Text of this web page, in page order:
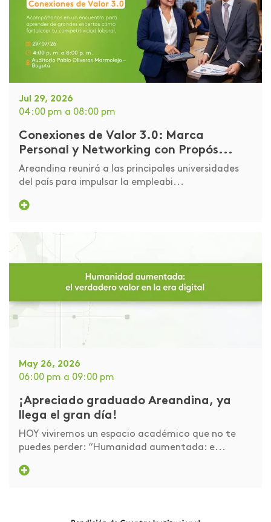
Jul 29, 2026
04:00 pm a 08:00 pm
Conexiones de Valor 3.0: Marca
Personal y Networking con Propós...
Areandina reunirá a las principales universidades
del país para impulsar la empleabi...
May 26, 2026
06:00 pm a 09:00 pm
¡Apreciado graduado Areandina, ya
llega el gran día!
HOY viviremos un espacio académico que no te
puedes perder: “Humanidad aumentada: e...